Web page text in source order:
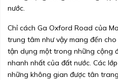
nước.
Chỉ cách Ga Oxford Road của
trung tâm như vậy mang đến
tận dụng một trong những cộng
nhanh nhất của đất nước. Các
những không gian được tân